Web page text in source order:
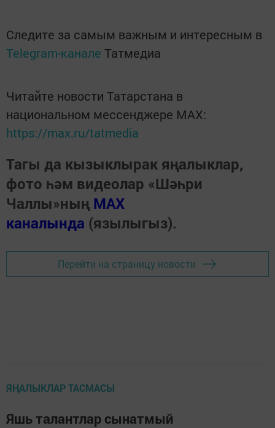
Следите за самым важным и интересным в
Telegram-канале Татмедиа
Читайте новости Татарстана в
национальном мессенджере MАХ:
https://max.ru/tatmedia
Тагы да кызыклырак яңалыклар,
фото һәм видеолар «Шәһри
Чаллы»ның MAX
каналында (язылыгыз).
Перейти на страницу новости
ЯҢАЛЫКЛАР ТАСМАСЫ
Яшь талантлар сынатмый